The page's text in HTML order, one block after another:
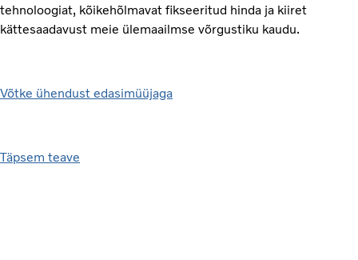
tehnoloogiat, kõikehõlmavat fikseeritud hinda ja kiiret
kättesaadavust meie ülemaailmse võrgustiku kaudu.
Võtke ühendust edasimüüjaga
Täpsem teave